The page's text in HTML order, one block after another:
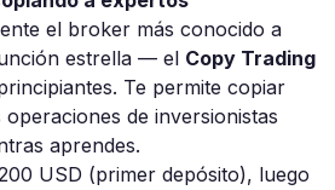
el broker más conocido a
estrella — el Copy Trading
Te permite copiar
de inversionistas
aprendes.
USD (primer depósito), luego